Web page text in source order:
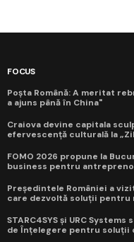
FOCUS
Poșta Română: A meritat
a ajuns până în China"
Craiova devine capitala
efervescență culturală la
FOMO 2026 propune la
business pentru
Președintele României a
care dezvoltă soluții
STARC4SYS și URC
de Înțelegere pentru soluții